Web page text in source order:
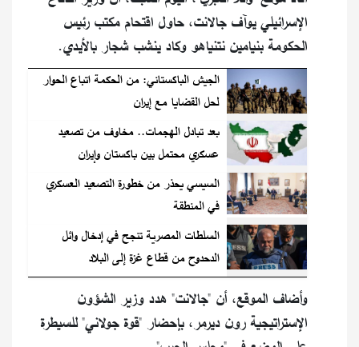
الإسرائيلي يوآف جالانت، حاول اقتحام مكتب رئيس
الحكومة بنيامين نتنياهو وكاد ينشب شجار بالأيدي.
الجيش الباكستاني: من الحكمة اتباع الحوار
لحل القضايا مع إيران
بعد تبادل الهجمات.. مخاوف من تصعيد
عسكري محتمل بين باكستان وإيران
السيسي يحذر من خطورة التصعيد العسكري
في المنطقة
السلطات المصرية تنجح في إدخال وائل
الدحدوح من قطاع غزة إلى البلاد
وأضاف الموقع، أن "جالانت" هدد وزير الشؤون
الإستراتيجية رون ديرمر، بإحضار "قوة جولاني" للسيطرة